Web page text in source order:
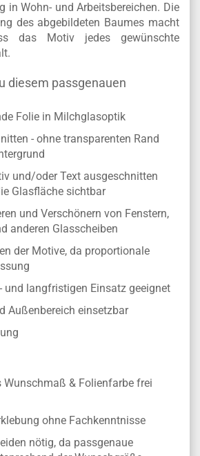
in Wohn- und Arbeitsbereichen. Die
des abgebildeten Baumes macht
das Motiv jedes gewünschte
diesem passgenauen
Folie in Milchglasoptik
- ohne transparenten Rand
und/oder Text ausgeschnitten
Glasfläche sichtbar
und Verschönern von Fenstern,
anderen Glasscheiben
der Motive, da proportionale
und langfristigen Einsatz geeignet
Außenbereich einsetzbar
Wunschmaß & Folienfarbe frei
ohne Fachkenntnisse
nötig, da passgenaue